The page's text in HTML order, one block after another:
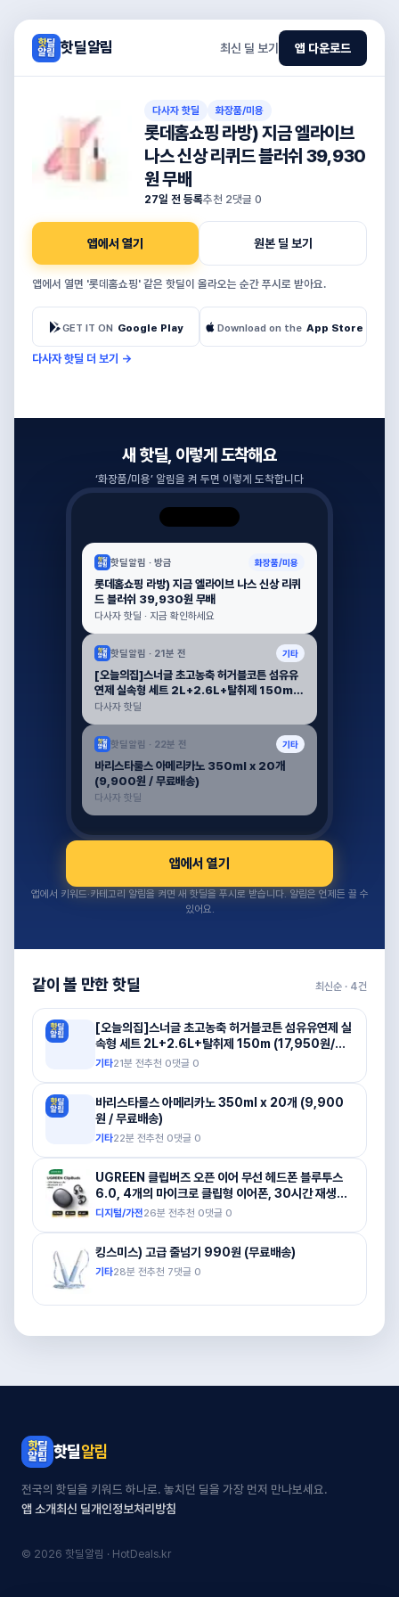
핫딜알림 최신 딜 보기 앱 다운로드
다사자 핫딜 화장품/미용
롯데홈쇼핑 라방) 지금 엘라이브
나스 신상 리퀴드 블러쉬 39,930
원 무배
27일 전 등록추천 2댓글 0
앱에서 열기 원본 딜 보기
앱에서 열면 '롯데홈쇼핑' 같은 핫딜이 올라오는 순간 푸시로 받아요.
GET IT ON Google Play Download on the App Store
다사자 핫딜 더 보기 →
새 핫딜, 이렇게 도착해요
‘화장품/미용’ 알림을 켜 두면 이렇게 도착합니다
핫딜알림 · 방금 화장품/미용
롯데홈쇼핑 라방) 지금 엘라이브 나스 신상 리퀴
드 블러쉬 39,930원 무배
다사자 핫딜 · 지금 확인하세요
핫딜알림 · 21분 전 기타
[오늘의집]스너글 초고농축 허거블코튼 섬유유
연제 실속형 세트 2L+2.6L+탈취제 150m
(17,950원/무료) (무료배송)
다사자 핫딜
핫딜알림 · 22분 전 기타
바리스타룰스 아메리카노 350ml x 20개
(9,900원 / 무료배송)
다사자 핫딜
앱에서 열기
앱에서 키워드·카테고리 알림을 켜면 새 핫딜을 푸시로 받습니다. 알림은 언제든 끌 수
있어요.
같이 볼 만한 핫딜 최신순 · 4건
[오늘의집]스너글 초고농축 허거블코튼 섬유유연제 실
속형 세트 2L+2.6L+탈취제 150m (17,950원/무
료) (무료배송)
기타21분 전추천 0댓글 0
바리스타룰스 아메리카노 350ml x 20개 (9,900
원 / 무료배송)
기타22분 전추천 0댓글 0
UGREEN 클립버즈 오픈 이어 무선 헤드폰 블루투스
6.0, 4개의 마이크로 클립형 이어폰, 30시간 재생
($19.65 / (약: 28,064원))
디지털/가전26분 전추천 0댓글 0
킹스미스) 고급 줄넘기 990원 (무료배송)
기타28분 전추천 7댓글 0
핫딜알림
전국의 핫딜을 키워드 하나로. 놓치던 딜을 가장 먼저 만나보세요.
앱 소개최신 딜개인정보처리방침
© 2026 핫딜알림 · HotDeals.kr